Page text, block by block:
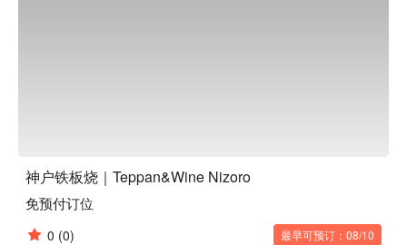
神户铁板烧｜Teppan&Wine Nizoro
免预付订位
0 (0) 最早可预订：08/10